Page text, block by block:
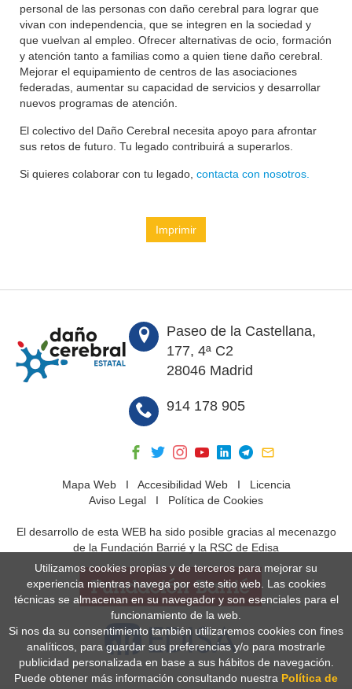
personal de las personas con daño cerebral para lograr que
vivan con independencia, que se integren en la sociedad y
que vuelvan al empleo. Ofrecer alternativas de ocio, formación
y atención tanto a familias como a quien tiene daño cerebral.
Mejorar el equipamiento de centros de las asociaciones
federadas, aumentar su capacidad de servicios y desarrollar
nuevos programas de atención.
El colectivo del Daño Cerebral necesita apoyo para afrontar
sus retos de futuro. Tu legado contribuirá a superarlos.
Si quieres colaborar con tu legado, contacta con nosotros.
Imprimir
Paseo de la Castellana,
177, 4ª C2
28046 Madrid
914 178 905
Mapa WebI Accesibilidad WebI Licencia
Aviso Legal I Política de Cookies
El desarrollo de esta WEB ha sido posible gracias al mecenazgo
de la Fundación Barrié y la RSC de Edisa
Utilizamos cookies propias y de terceros para mejorar su
experiencia mientras navega por este sitio web. Las cookies
técnicas se almacenan en su navegador y son esenciales para el
funcionamiento de la web.
Si nos da su consentimiento también utilizaremos cookies con fines
analíticos, para guardar sus preferencias y/o para mostrarle
publicidad personalizada en base a sus hábitos de navegación.
Puede obtener más información consultando nuestra Política de